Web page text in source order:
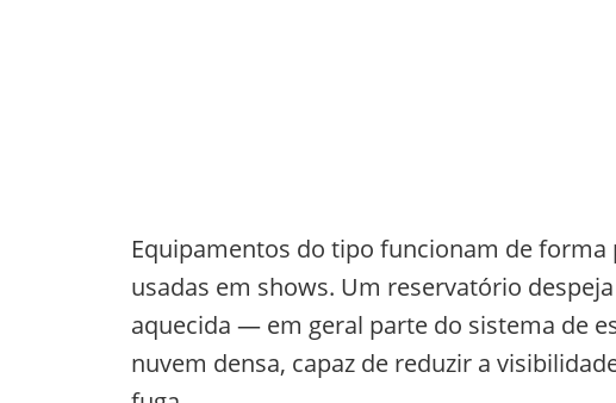
Equipamentos do tipo funcionam de
usadas em shows. Um reservatório
aquecida — em geral parte do sistema de
nuvem densa, capaz de reduzir a